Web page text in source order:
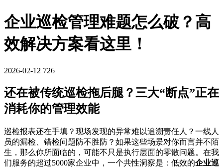
企业巡检管理难题怎么破？高
效解决方案看这里！
2026-02-12 726
还在被传统巡检拖后腿？三大“断点”正在
消耗你的管理效能
巡检报表还在手填？现场发现的异常难以追溯责任人？一线人
员的漏检、错检问题防不胜防？如果这些场景对你而言并不陌
生，那么你所面临的，可能不只是执行层面的零散问题。在我
们服务的超过5000家企业中，一个共性洞察是：低效的企业巡